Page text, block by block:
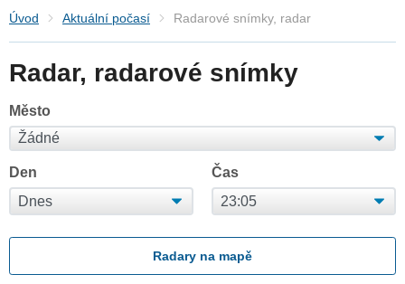
Úvod Aktuální počasí Radarové snímky, radar
Radar, radarové snímky
Město
Den Čas
Radary na mapě